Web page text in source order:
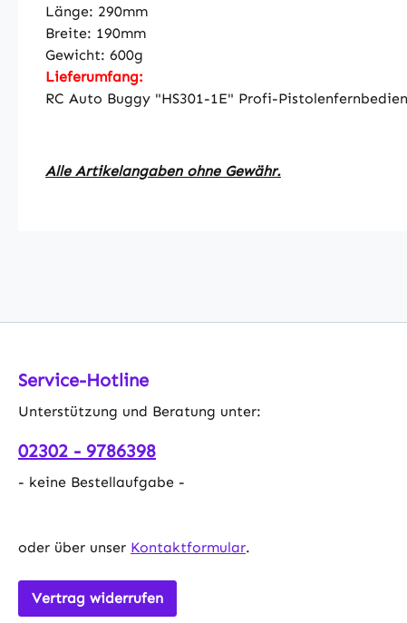
Länge: 290mm
Breite: 190mm
Gewicht: 600g
Lieferumfang:
RC Auto Buggy "HS301-1E" Profi-
Alle Artikelangaben ohne Gewähr.
Service-Hotline
Unterstützung und Beratung unter:
02302 - 9786398
- keine Bestellaufgabe -
oder über unser Kontaktformular.
Vertrag widerrufen